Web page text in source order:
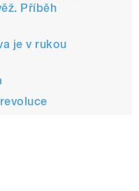
Příběh
je v rukou